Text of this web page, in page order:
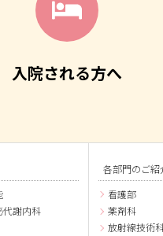
入院される方へ
代謝内科
各部門のご紹
看護部
薬剤科
放射線技術